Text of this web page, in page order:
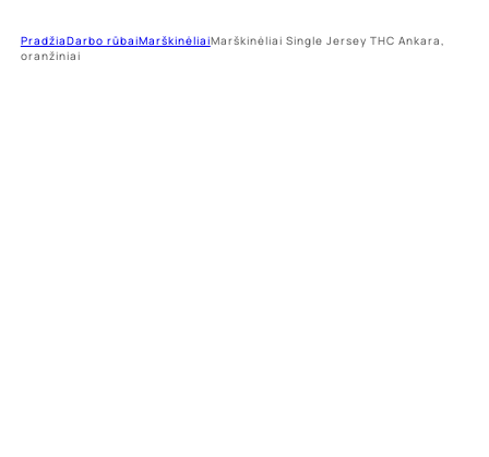
PradžiaDarbo rūbaiMarškinėliaiMarškinėliai Single Jersey THC Ankara,
oranžiniai